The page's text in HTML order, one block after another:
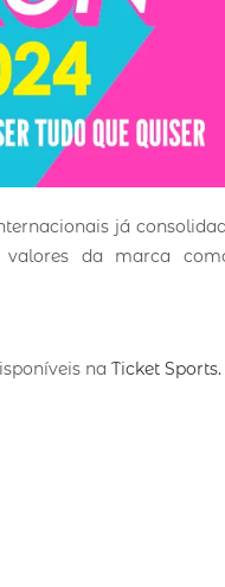
já
da marca
naTicket Sports.